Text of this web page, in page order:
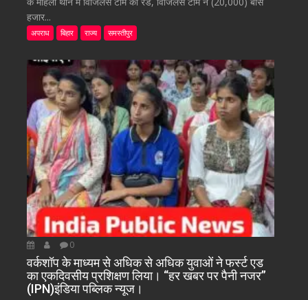
हजार...
अपराध बिहार राज्य समस्तीपुर
0
वर्कशॉप के माध्यम से अधिक से अधिक युवाओं ने फर्स्ट एड
का एकदिवसीय प्रशिक्षण लिया। “हर खबर पर पैनी नजर”
(IPN)इंडिया पब्लिक न्यूज।